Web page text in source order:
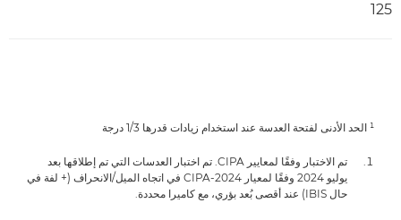
125
¹ الحد الأدنى لفتحة العدسة عند استخدام زيادات قدرها 1/3 درجة
تم الاختبار وفقًا لمعايير CIPA. تم اختبار العدسات التي تم إطلاقها بعد
يوليو 2024 وفقًا لمعيار CIPA-2024 في اتجاه الميل/الانحراف (+ لفة في
حال IBIS) عند أقصى بُعد بؤري، مع كاميرا محددة.